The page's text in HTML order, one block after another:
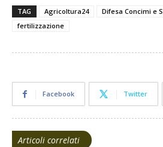
TAG Agricoltura24 Difesa Concimi e
fertilizzazione
Facebook Twitter
Articoli correlati